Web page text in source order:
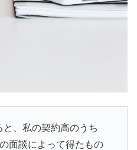
、私の契約高のうち
面談によって得たもの